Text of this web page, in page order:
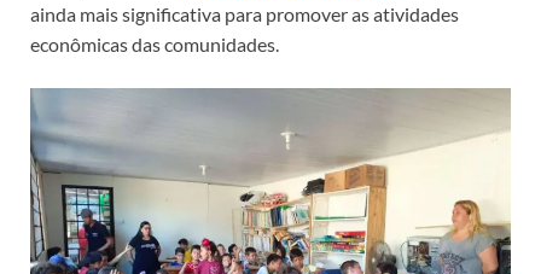
ainda mais significativa para promover as atividades
econômicas das comunidades.